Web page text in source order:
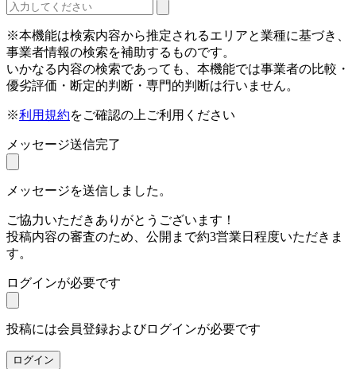
※本機能は検索内容から推定されるエリアと業種に基づき、
事業者情報の検索を補助するものです。
いかなる内容の検索であっても、本機能では事業者の比較・
優劣評価・断定的判断・専門的判断は行いません。
※利用規約をご確認の上ご利用ください
メッセージ送信完了
メッセージを送信しました。
ご協力いただきありがとうございます！
投稿内容の審査のため、公開まで約3営業日程度いただきま
す。
ログインが必要です
投稿には会員登録およびログインが必要です
ログイン